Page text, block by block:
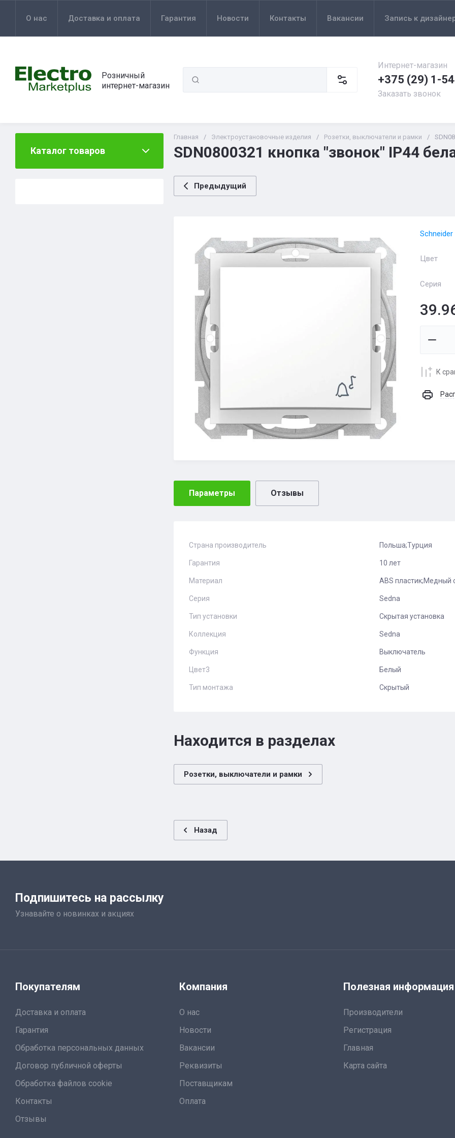
О нас Доставка и оплата Гарантия Новости Контакты Вакансии Запись к
Розничный
интернет-магазин
Интернет-магазин
+375 (29) 1-
Заказать звонок
Каталог товаров
Главная / Электроустановочные изделия / Розетки, выключатели и рамки /
SDN0800321 кнопка "звонок" IP44
Предыдущий
Цвет
Серия
К
Параметры Отзывы
Страна производитель Польша;Турция
Гарантия 10 лет
Материал ABS пластик;Медный
Серия Sedna
Тип установки Скрытая установка
Коллекция Sedna
Функция Выключатель
Цвет3 Белый
Тип монтажа Скрытый
Находится в разделах
Розетки, выключатели и рамки
Назад
Подпишитесь на рассылку
Узнавайте о новинках и акциях
Покупателям
Доставка и оплата
Гарантия
Обработка персональных данных
Договор публичной оферты
Обработка файлов cookie
Контакты
Отзывы
Компания
О нас
Новости
Вакансии
Реквизиты
Поставщикам
Оплата
Полезная информация
Производители
Регистрация
Главная
Карта сайта